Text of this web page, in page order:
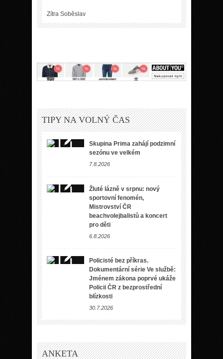
Zítra Soběslav
TIPY NA VOLNÝ ČAS
Skupina Prima zahájí podzimní
sezónu ve velkém
7.8.2026
Žluté lázně v srpnu: nový
sportovní fenomén,
Mistrovství ČR
beachvolejbalistů a koncert
pro děti
6.8.2026
Policisté bez příkras.
Dokumentární série Ve službě:
Jménem zákona poprvé ukáže
Policii ČR z bezprostřední
blízkosti
30.7.2026
ANKETA